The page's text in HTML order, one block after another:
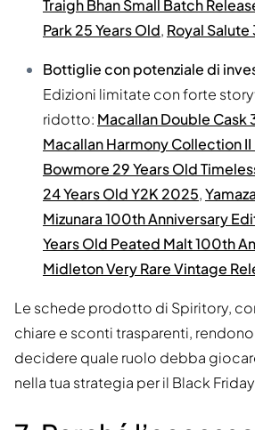
Traigh Bhan Small Batch
Park 25 Years Old, Royal Salute
Bottiglie con potenziale di
Edizioni limitate con forte
ridotto: Macallan Double Cask
Macallan Harmony Collection II
Bowmore 29 Years Old
24 Years Old Y2K 2025,
Mizunara 100th Anniversary
Years Old Peated Malt 100th
Midleton Very Rare Vintage
Le schede prodotto di Spiritory,
chiare e sconti trasparenti,
decidere quale ruolo debba
nella tua strategia per il Black